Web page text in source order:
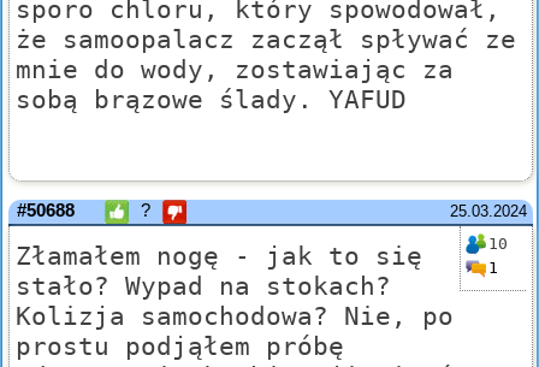
sporo chloru, który spowodował,
że samoopalacz zaczął spływać ze
mnie do wody, zostawiając za
sobą brązowe ślady. YAFUD
25.03.2024
#50688 ?
10
1
Złamałem nogę - jak to się
stało? Wypad na stokach?
Kolizja samochodowa? Nie, po
prostu podjąłem próbę